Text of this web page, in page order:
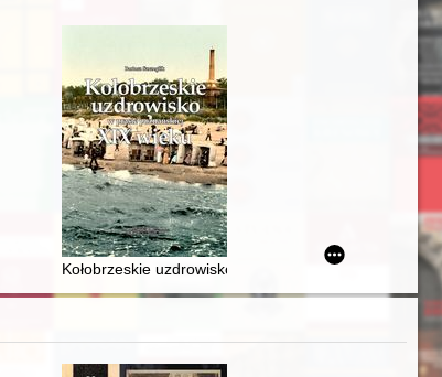
publicznej i jego wpływ na kształtowanie
Kołobrzeskie uzdrowisko w prasie poznańskiej XIX